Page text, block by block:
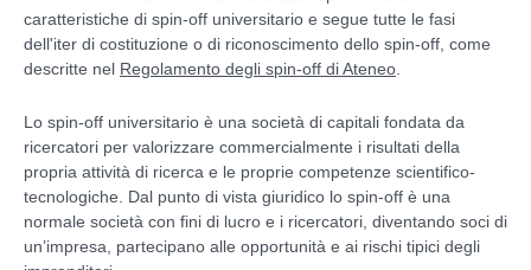
caratteristiche di spin-off universitario e segue tutte le fasi
dell'iter di costituzione o di riconoscimento dello spin-off, come
descritte nel Regolamento degli spin-off di Ateneo
Lo spin-off universitario è una società di capitali fondata da
ricercatori per valorizzare commercialmente i risultati della
propria attività di ricerca e le proprie competenze scientifico-
tecnologiche. Dal punto di vista giuridico lo spin-off è una
normale società con fini di lucro e i ricercatori, diventando soci di
un’impresa, partecipano alle opportunità e ai rischi tipici degli